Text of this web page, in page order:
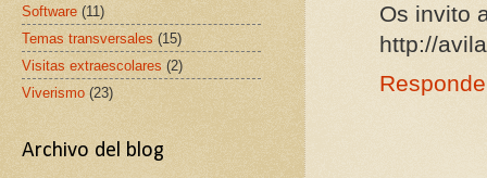
Os invito
http://
Software (11)
Temas transversales (15)
Visitas extraescolares (2)
Viverismo (23)
Archivo del blog